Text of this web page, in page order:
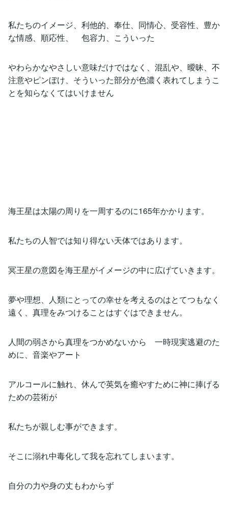
私たちのイメージ、利他的、奉仕、同情心、受容性、豊か
な情感、順応性、 包容力、こういった
やわらかなやさしい意味だけではなく、混乱や、曖昧、不
注意やピンぼけ、そういった部分が色濃く表れてしまうこ
とを知らなくてはいけません
海王星は太陽の周りを一周するのに165年かかります。
私たちの人智では知り得ない天体ではあります。
冥王星の意図を海王星がイメージの中に広げていきます。
夢や理想、人類にとっての幸せを考えるのはとてつもなく
遠く、真理をみつけることはすぐはできません。
人間の弱さから真理をつかめないから 一時現実逃避のた
めに、音楽やアート
アルコールに触れ、休んで英気を癒やすために神に捧げる
ための芸術が
私たちが親しむ事ができます。
そこに溺れ中毒化して我を忘れてしまいます。
自分の力や身の丈もわからず